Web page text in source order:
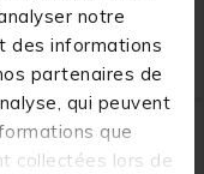
notre
des informations
partenaires de
qui peuvent
que
collectées lors de
€
sous 24 h